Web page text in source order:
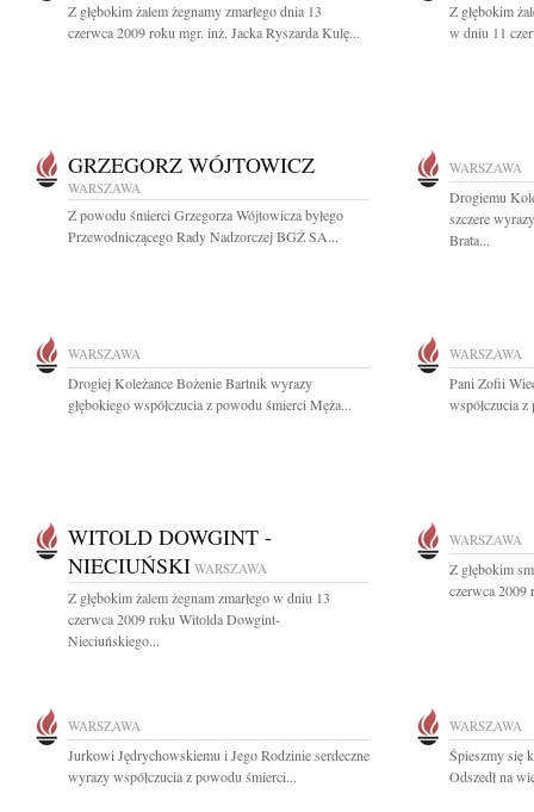
Z głębokim żalem żegnamy zmarłego dnia 13
czerwca 2009 roku mgr. inż. Jacka Ryszarda Kulę...
Z głębokim
w dniu 11
GRZEGORZ WÓJTOWICZ
WARSZAWA
Z powodu śmierci Grzegorza Wójtowicza byłego
Przewodniczącego Rady Nadzorczej BGŻ SA...
WARSZAWA
Drogiemu
szczere
Brata...
WARSZAWA
Drogiej Koleżance Bożenie Bartnik wyrazy
głębokiego współczucia z powodu śmierci Męża...
WARSZAWA
Pani Zofii
współczucia
WITOLD DOWGINT -
NIECIUŃSKI WARSZAWA
Z głębokim żalem żegnam zmarłego w dniu 13
czerwca 2009 roku Witolda Dowgint-
Nieciuńskiego...
WARSZAWA
Z głębokim
czerwca 2009
WARSZAWA
Jurkowi Jędrychowskiemu i Jego Rodzinie serdeczne
wyrazy współczucia z powodu śmierci...
WARSZAWA
Śpieszmy się
Odszedł na